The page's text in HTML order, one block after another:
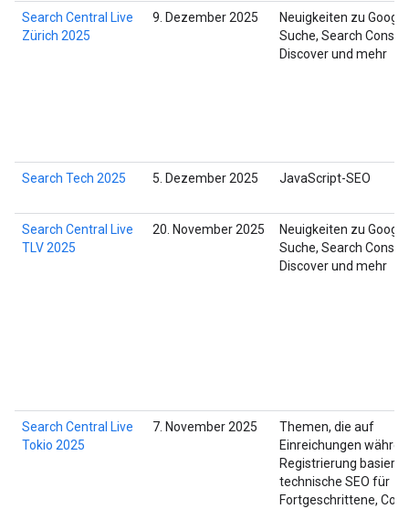
Search Central Live
Zürich 2025
9. Dezember 2025
Neuigkeiten zu Google
Suche, Search
Discover und mehr
Search Tech 2025 5. Dezember 2025 JavaScript-SEO
Search Central Live
TLV 2025
20. November 2025
Neuigkeiten zu Google
Suche, Search
Discover und mehr
Search Central Live
Tokio 2025
7. November 2025
Themen, die auf
Einreichungen
Registrierung
technische SEO für
Fortgeschrittene,